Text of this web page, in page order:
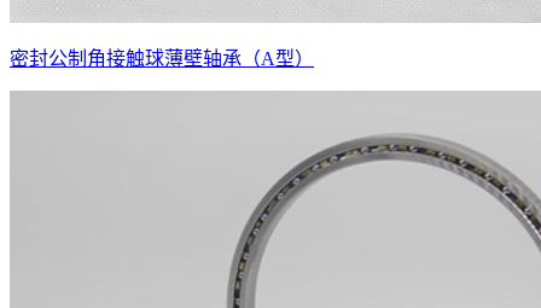
密封公制角接触球薄壁轴承（A型）